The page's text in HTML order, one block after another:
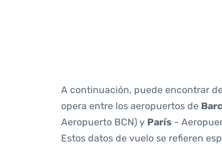
A continuación, puede encontrar
opera entre los aeropuertos de
Aeropuerto BCN) y París -
Estos datos de vuelo se refieren